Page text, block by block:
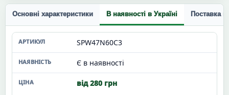
Основні характеристики В наявності в Україні Поставка
SPW47N60C3
Є в наявності
від 280 грн